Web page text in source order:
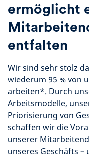
ermöglicht
entfalten
Wir sind sehr stolz
wiederum 95 % von
arbeiten*. Durch
Arbeitsmodelle,
Priorisierung von
schaffen wir die
unserer
unseres Geschäfts